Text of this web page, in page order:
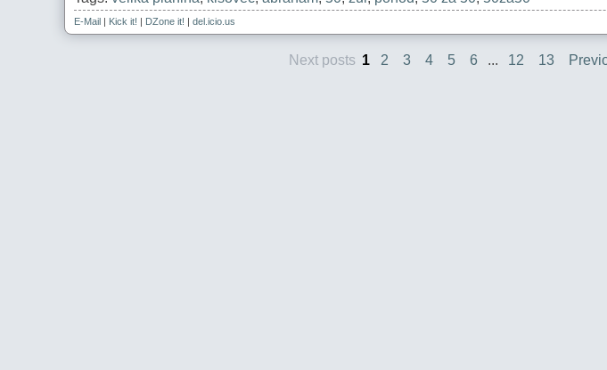
E-Mail | Kick it! | DZone it! | del.icio.us
Next posts 1 2 3 4 5 6 ... 12 13